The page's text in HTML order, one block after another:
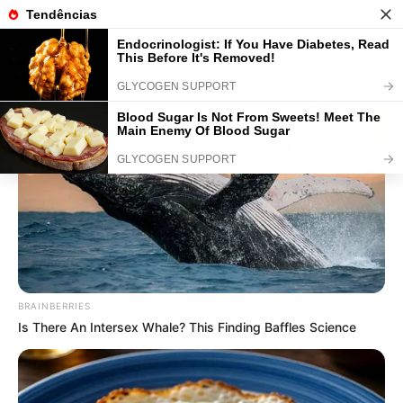
Vasos Decorativos para Plantas:
35 Modelos Lindos para Fazer em
Suspicious Eagle Tries To Steal Puppy - Watch What
Happened
BRAINBERRIES
Is There An Intersex Whale? This Finding Baffles Science